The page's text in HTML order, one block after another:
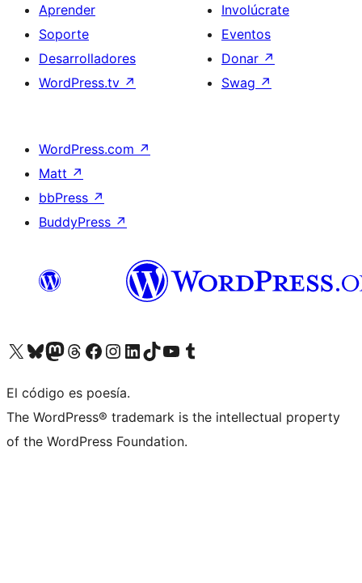
Aprender
Soporte
Desarrolladores
WordPress.tv ↗
Involúcrate
Eventos
Donar ↗
Swag ↗
WordPress.com ↗
Matt ↗
bbPress ↗
BuddyPress ↗
Visita nuestra cuenta de X (anteriormente Twitter)
Visita nuestra cuenta de Bluesky
Visita nuestra cuenta de Mastodon
Visita nuestra cuenta de Threads
Visita nuestra página de Facebook
Visita nuestra cuenta de Instagram
Visita nuestra cuenta de LinkedIn
Visita nuestra cuenta de TikTok
Visita nuestro canal de YouTube
Visita nuestra cuenta de Tumblr
El código es poesía.
The WordPress® trademark is the intellectual property
of the WordPress Foundation.